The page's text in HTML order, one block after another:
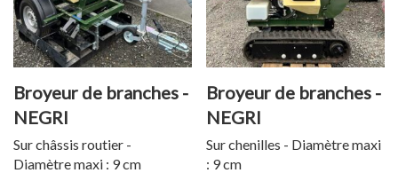
Broyeur de branches -
NEGRI
R240BHHP210N
Sur châssis routier -
Diamètre maxi : 9 cm
Broyeur de branches -
NEGRI
R240BHHP21CN
Sur chenilles - Diamètre maxi
: 9 cm